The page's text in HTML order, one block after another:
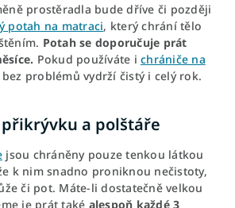
prostěradla bude dříve či později
potah na matraci, který chrání tělo
Potah se doporučuje prát
Pokud používáte i chrániče na
problémů vydrží čistý i celý rok.
přikrývku a polštáře
jsou chráněny pouze tenkou látkou
k nim snadno proniknou nečistoty,
či pot. Máte-li dostatečně velkou
je prát také alespoň každé 3